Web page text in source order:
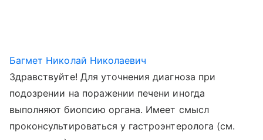
Багмет Николай Николаевич
Здравствуйте! Для уточнения диагноза при
подозрении на поражении печени иногда
выполняют биопсию органа. Имеет смысл
проконсультироваться у гастроэнтеролога (см.